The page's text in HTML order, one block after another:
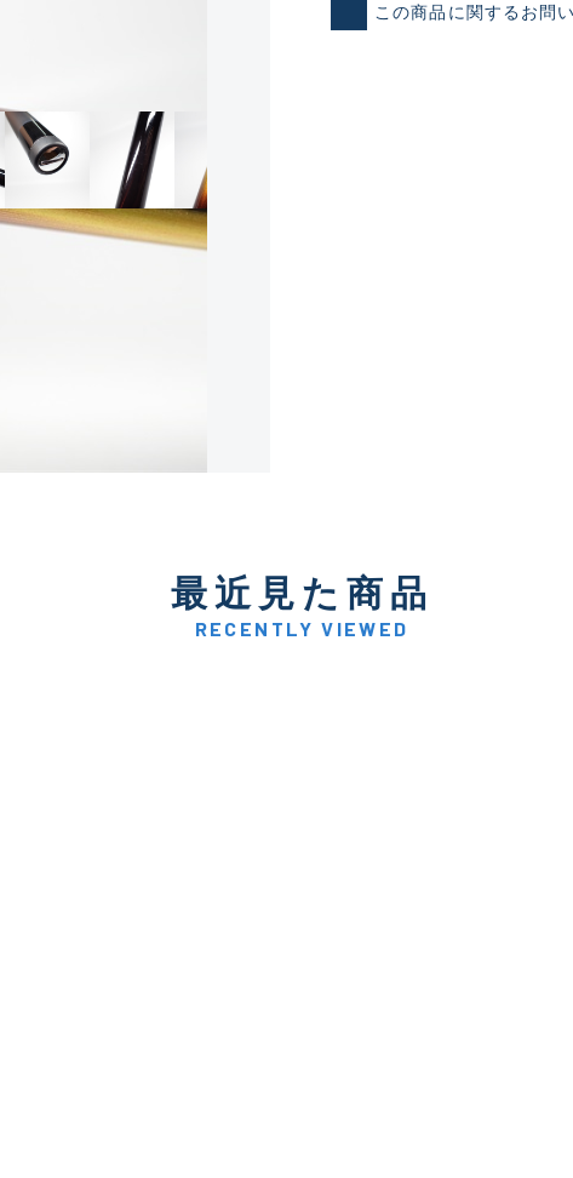
新古品（メーカー問屋から
C-
い品
この商品に関するお問
最近見た商品
RECENTLY VIEWED